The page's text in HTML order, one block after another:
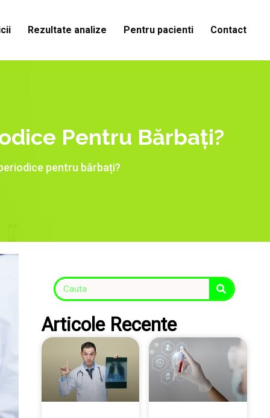
Rezultate analize Pentru pacienti Contact
Pentru Bărbați?
pentru bărbați?
Articole Recente